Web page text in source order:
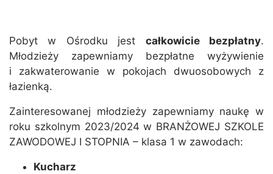
Pobyt w Ośrodku jest całkowicie bezpłatny.
Młodzieży zapewniamy bezpłatne wyżywienie
i zakwaterowanie w pokojach dwuosobowych z
łazienką.
Zainteresowanej młodzieży zapewniamy naukę w
roku szkolnym 2023/2024 w BRANŻOWEJ SZKOLE
ZAWODOWEJ I STOPNIA – klasa 1 w zawodach:
Kucharz